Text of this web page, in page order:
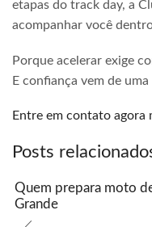
etapas do track day, a
acompanhar você
Porque acelerar exige
E confiança vem de
Entre em contato agora
Posts
Quem prepara moto
Grande